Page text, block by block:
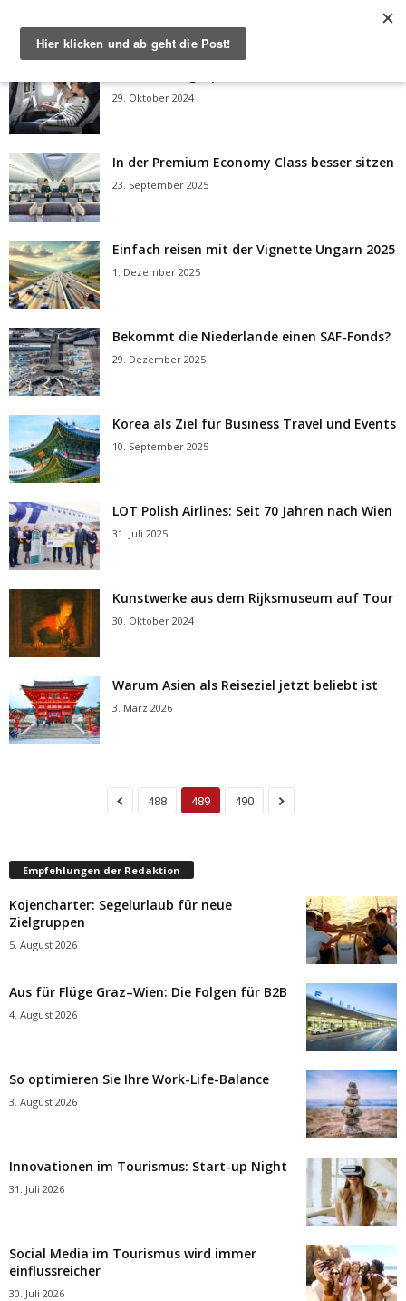
29. Oktober 2024
In der Premium Economy Class besser sitzen
23. September 2025
Einfach reisen mit der Vignette Ungarn 2025
1. Dezember 2025
Bekommt die Niederlande einen SAF-Fonds?
29. Dezember 2025
Korea als Ziel für Business Travel und Events
10. September 2025
LOT Polish Airlines: Seit 70 Jahren nach Wien
31. Juli 2025
Kunstwerke aus dem Rijksmuseum auf Tour
30. Oktober 2024
Warum Asien als Reiseziel jetzt beliebt ist
3. März 2026
488 489 490
Empfehlungen der Redaktion
Kojencharter: Segelurlaub für neue
Zielgruppen
5. August 2026
Aus für Flüge Graz–Wien: Die Folgen für B2B
4. August 2026
So optimieren Sie Ihre Work-Life-Balance
3. August 2026
Innovationen im Tourismus: Start-up Night
31. Juli 2026
Social Media im Tourismus wird immer
einflussreicher
30. Juli 2026